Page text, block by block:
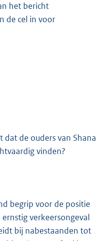
het bericht
de cel in voor
de ouders van Shana
vinden?
begrip voor de positie
verkeersongeval
bij nabestaanden tot